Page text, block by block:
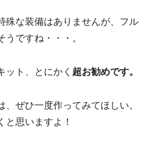
殊な装備はありませんが、フル
ですね・・・。
ット、とにかく 超お勧めです。
、ぜひ一度作ってみてほしい。
と思いますよ！